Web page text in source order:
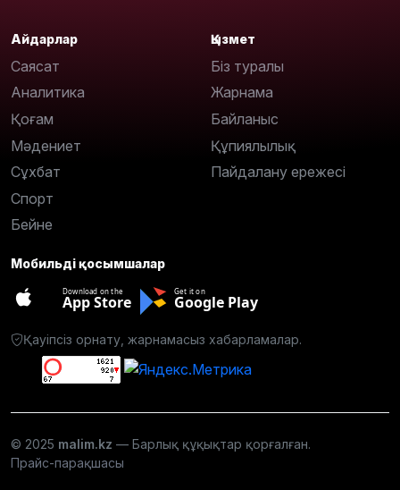
Айдарлар
Саясат
Аналитика
Қоғам
Мәдениет
Сұхбат
Спорт
Бейне
Қызмет
Біз туралы
Жарнама
Байланыс
Құпиялылық
Пайдалану ережесі
Мобильді қосымшалар
Download on the
App Store
Get it on
Google Play
Қауіпсіз орнату, жарнамасыз хабарламалар.
© 2025 malim.kz — Барлық құқықтар қорғалған.
Прайс-парақшасы